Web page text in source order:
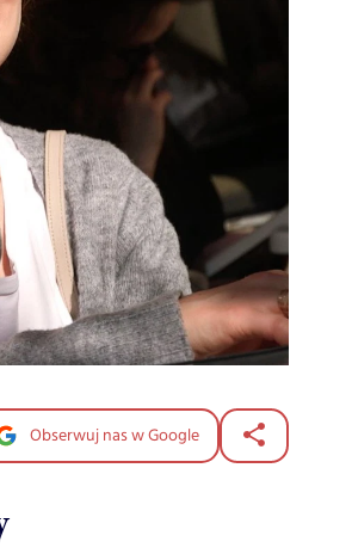
Obserwuj nas w Google